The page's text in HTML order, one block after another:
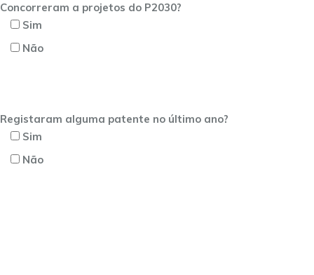
Concorreram a projetos do P2030?
Sim
Não
Registaram alguma patente no último ano?
Sim
Não